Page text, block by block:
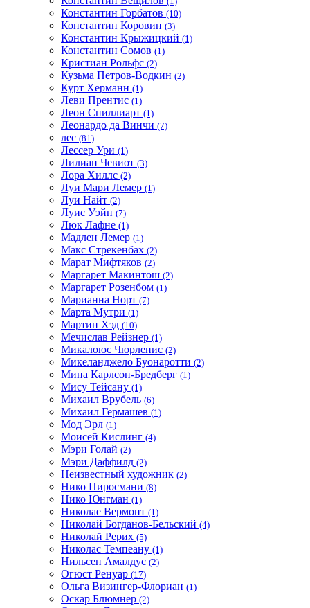
Константин Горбатов (10)
Константин Коровин (3)
Константин Крыжицкий (1)
Константин Сомов (1)
Кристиан Рольфс (2)
Кузьма Петров-Водкин (2)
Курт Херманн (1)
Леви Прентис (1)
Леон Спиллиарт (1)
Леонардо да Винчи (7)
лес (81)
Лессер Ури (1)
Лилиан Чевиот (3)
Лора Хиллс (2)
Луи Мари Лемер (1)
Луи Найт (2)
Луис Уэйн (7)
Люк Лафне (1)
Мадлен Лемер (1)
Макс Стрекенбах (2)
Марат Мифтяков (2)
Маргарет Макинтош (2)
Маргарет Розенбом (1)
Марианна Норт (7)
Марта Мутри (1)
Мартин Хэд (10)
Мечислав Рейзнер (1)
Микалоюс Чюрленис (2)
Микеланджело Буонаротти (2)
Мина Карлсон-Бредберг (1)
Мису Тейсану (1)
Михаил Врубель (6)
Михаил Гермашев (1)
Мод Эрл (1)
Моисей Кислинг (4)
Мэри Голай (2)
Мэри Даффилд (2)
Неизвестный художник (2)
Нико Пиросмани (8)
Нико Юнгман (1)
Николае Вермонт (1)
Николай Богданов-Бельский (4)
Николай Рерих (5)
Николас Темпеану (1)
Нильсен Амалдус (2)
Огюст Ренуар (17)
Ольга Визингер-Флориан (1)
Оскар Блюмнер (2)